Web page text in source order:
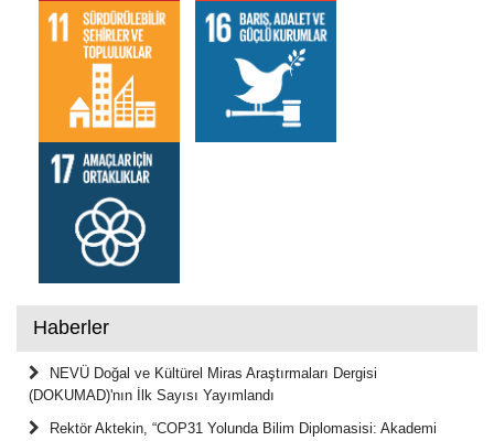
Haberler
NEVÜ Doğal ve Kültürel Miras Araştırmaları Dergisi
(DOKUMAD)'nın İlk Sayısı Yayımlandı
Rektör Aktekin, “COP31 Yolunda Bilim Diplomasisi: Akademi